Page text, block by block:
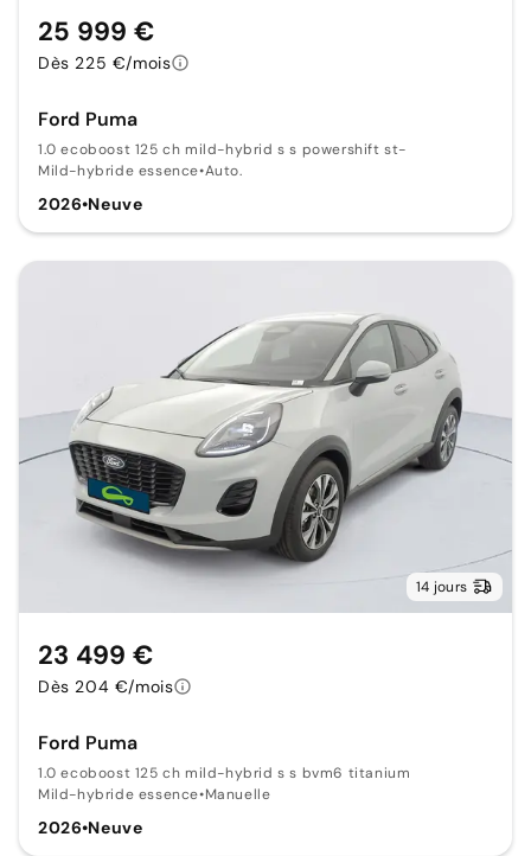
Ford Puma
1.0 ecoboost 125 ch mild-hybrid s s powershift st-
Mild-hybride essence•Auto.
2026•Neuve
25 999 €
Dès 225 €/mois
14 jours
Ford Puma
1.0 ecoboost 125 ch mild-hybrid s s bvm6 titanium
Mild-hybride essence•Manuelle
2026•Neuve
23 499 €
Dès 204 €/mois